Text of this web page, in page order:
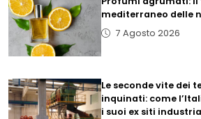
mediterraneo delle
7 Agosto 2026
Le seconde vite dei
inquinati: come
i suoi ex siti